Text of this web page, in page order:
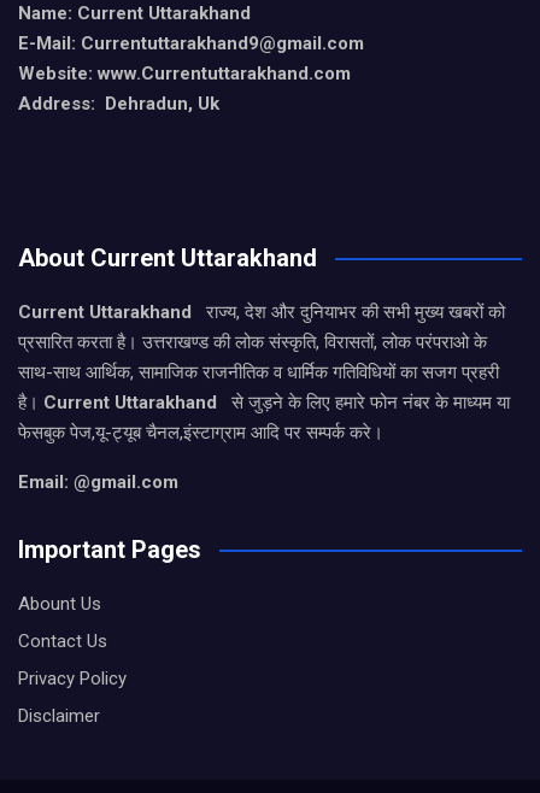
Name: Current Uttarakhand
E-Mail: Currentuttarakhand9@gmail.com
Website: www.Currentuttarakhand.com
Address: Dehradun, Uk
About Current Uttarakhand
Current Uttarakhand
राज्य, देश और दुनियाभर की सभी मुख्य खबरों को
प्रसारित करता है। उत्तराखण्ड की लोक संस्कृति, विरासतों, लोक परंपराओ के
साथ-साथ आर्थिक, सामाजिक राजनीतिक व धार्मिक गतिविधियों का सजग प्रहरी
है। Current Uttarakhand
से जुड़ने के लिए हमारे फोन नंबर के माध्यम या
फेसबुक पेज,यू-ट्यूब चैनल,इंस्टाग्राम आदि पर सम्पर्क करे।
Email: @gmail.com
Important Pages
Abount Us
Contact Us
Privacy Policy
Disclaimer